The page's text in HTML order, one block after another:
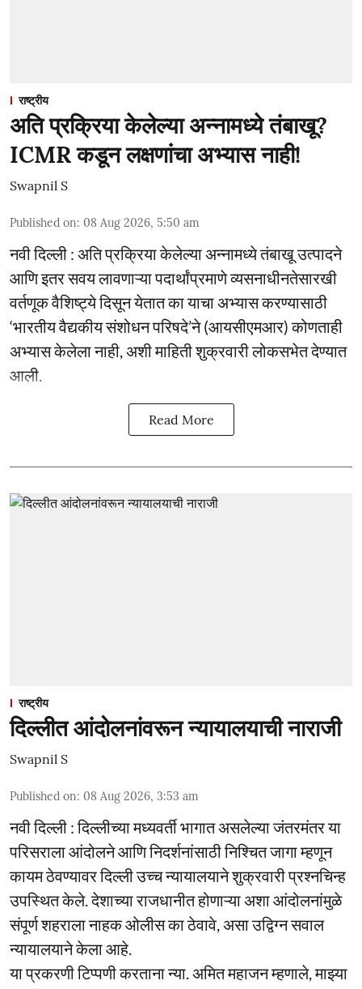
राष्ट्रीय
अति प्रक्रिया केलेल्या अन्नामध्ये तंबाखू?
ICMR कडून लक्षणांचा अभ्यास नाही!
Swapnil S
Published on: 08 Aug 2026, 5:50 am
नवी दिल्ली : अति प्रक्रिया केलेल्या अन्नामध्ये तंबाखू उत्पादने
आणि इतर सवय लावणाऱ्या पदार्थांप्रमाणे व्यसनाधीनतेसारखी
वर्तणूक वैशिष्ट्ये दिसून येतात का याचा अभ्यास करण्यासाठी
‘भारतीय वैद्यकीय संशोधन परिषदे’ने (आयसीएमआर) कोणताही
अभ्यास केलेला नाही, अशी माहिती शुक्रवारी लोकसभेत देण्यात
आली.
Read More
राष्ट्रीय
दिल्लीत आंदोलनांवरून न्यायालयाची नाराजी
Swapnil S
Published on: 08 Aug 2026, 3:53 am
नवी दिल्ली : दिल्लीच्या मध्यवर्ती भागात असलेल्या जंतरमंतर या
परिसराला आंदोलने आणि निदर्शनांसाठी निश्चित जागा म्हणून
कायम ठेवण्यावर दिल्ली उच्च न्यायालयाने शुक्रवारी प्रश्नचिन्ह
उपस्थित केले. देशाच्या राजधानीत होणाऱ्या अशा आंदोलनांमुळे
संपूर्ण शहराला नाहक ओलीस का ठेवावे, असा उद्विग्न सवाल
न्यायालयाने केला आहे.
या प्रकरणी टिप्पणी करताना न्या. अमित महाजन म्हणाले, माझ्या